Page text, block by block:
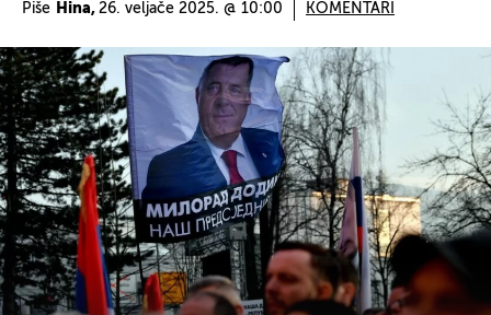
Piše Hina, 26. veljače 2025. @ 10:00 KOMENTARI